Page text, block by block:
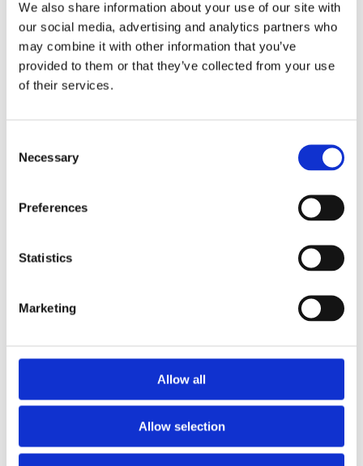
We also share information about your use of our site with
our social media, advertising and analytics partners who
may combine it with other information that you’ve
provided to them or that they’ve collected from your use
of their services.
Selection
Necessary
Preferences
Statistics
Marketing
Allow all
Allow selection
Агрегати кліматичної системи (153)
ГІБРИДИ ТА ЕЛЕКТРИЧКИ ДЛЯAUDI A6